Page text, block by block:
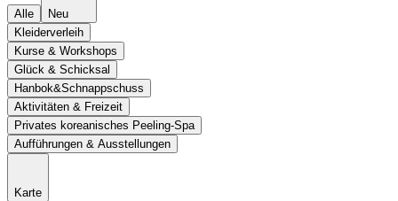
Alle
Neu
Kleiderverleih
Kurse & Workshops
Glück & Schicksal
Hanbok&Schnappschuss
Aktivitäten & Freizeit
Privates koreanisches Peeling-Spa
Aufführungen & Ausstellungen
Karte